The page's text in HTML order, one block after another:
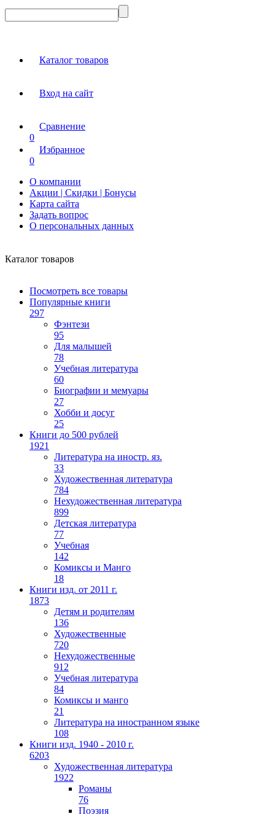
Каталог товаров
Вход на сайт
Сравнение
0
Избранное
0
О компании
Акции | Скидки | Бонусы
Карта сайта
Задать вопрос
О персональных данных
Каталог товаров
Посмотреть все товары
Популярные книги
297
Фэнтези
95
Для малышей
78
Учебная литература
60
Биографии и мемуары
27
Хобби и досуг
25
Книги до 500 рублей
1921
Литература на иностр. яз.
33
Художественная литература
784
Нехудожественная литература
899
Детская литература
77
Учебная
142
Комиксы и Манго
18
Книги изд. от 2011 г.
1873
Детям и родителям
136
Художественные
720
Нехудожественные
912
Учебная литература
84
Комиксы и манго
21
Литература на иностранном языке
108
Книги изд. 1940 - 2010 г.
6203
Художественная литература
1922
Романы
76
Поэзия